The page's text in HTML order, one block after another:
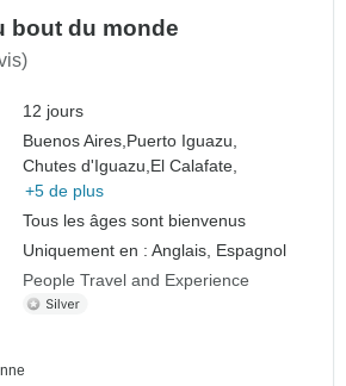
bout du monde
12 jours
Buenos Aires, Puerto Iguazu,
Chutes d'Iguazu, El Calafate,
+5 de plus
Tous les âges sont bienvenus
Uniquement en : Anglais, Espagnol
People Travel and Experience